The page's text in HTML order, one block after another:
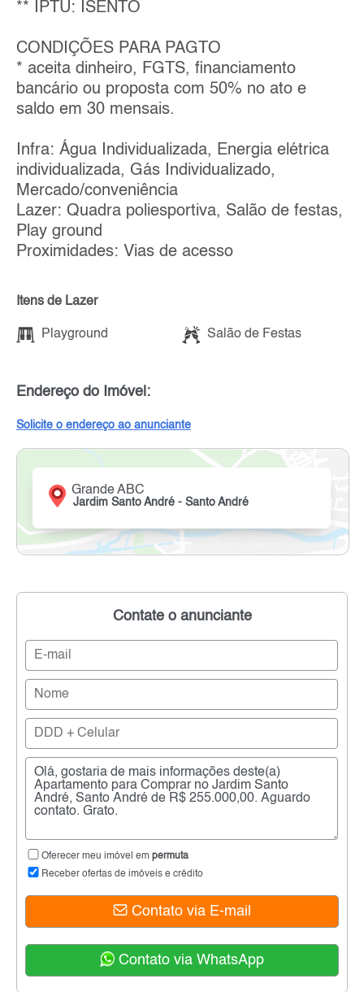
** IPTU: ISENTO
CONDIÇÕES PARA PAGTO
* aceita dinheiro, FGTS, financiamento
bancário ou proposta com 50% no ato e
saldo em 30 mensais.
Infra: Água Individualizada, Energia elétrica
individualizada, Gás Individualizado,
Mercado/conveniência
Lazer: Quadra poliesportiva, Salão de festas,
Play ground
Proximidades: Vias de acesso
Itens de Lazer
Playground Salão de Festas
Endereço do Imóvel:
Solicite o endereço ao anunciante
Grande ABC
Jardim Santo André - Santo André
Contate o anunciante
Oferecer meu imóvel em permuta
Receber ofertas de imóveis e crédito
Contato via E-mail
Contato via WhatsApp